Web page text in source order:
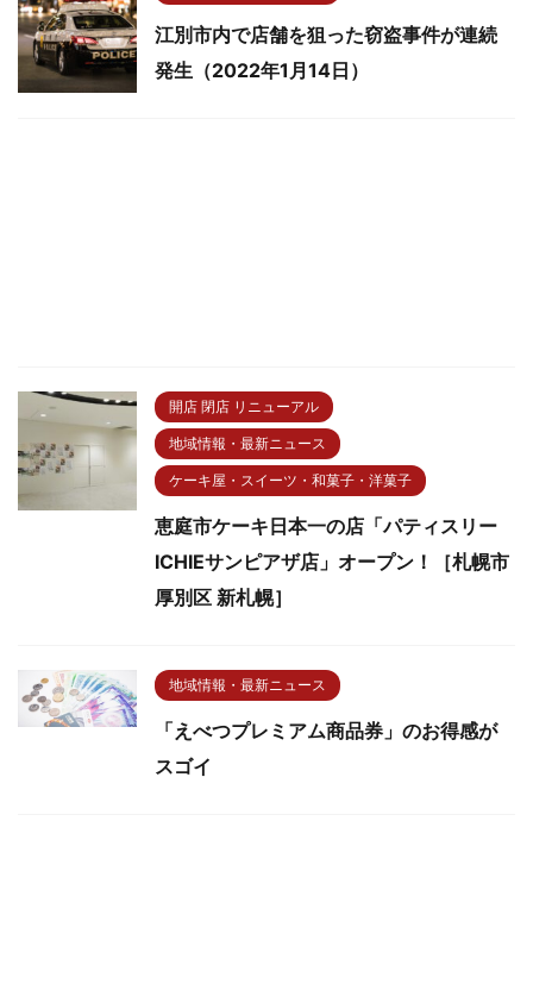
江別市内で店舗を狙った窃盗事件が連続
発生（2022年1月14日）
開店 閉店 リニューアル
地域情報・最新ニュース
ケーキ屋・スイーツ・和菓子・洋菓子
恵庭市ケーキ日本一の店「パティスリー
ICHIEサンピアザ店」オープン！［札幌市
厚別区 新札幌］
地域情報・最新ニュース
「えべつプレミアム商品券」のお得感が
スゴイ